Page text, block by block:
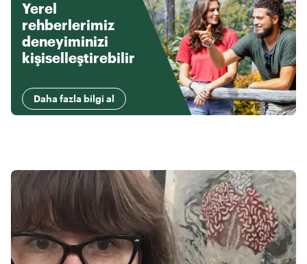
Yerel
rehberlerimiz
deneyiminizi
kişiselleştirebilir
Daha fazla bilgi al